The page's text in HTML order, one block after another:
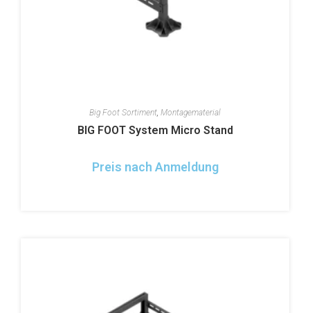
Big Foot Sortiment, Montagematerial
BIG FOOT System Micro Stand
Preis nach Anmeldung